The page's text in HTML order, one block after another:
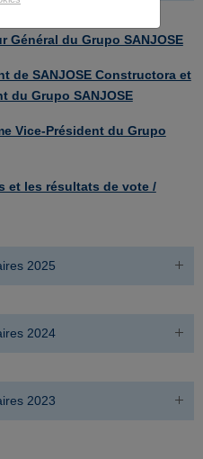
Général du Grupo SANJOSE
de SANJOSE Constructora et
du Grupo SANJOSE
Vice-Président du Grupo
et les résultats de vote /
2025
2024
2023